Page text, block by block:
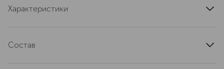
Характеристики
ноты сердца
Состав